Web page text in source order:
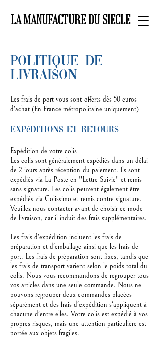
LA MANUFACTURE DU SIECLE
POLITIQUE DE
LIVRAISON
Les frais de port vous sont offerts dès 50 euros
d'achat (En France métropolitaine uniquement)
Expéditions et retours
Expédition de votre colis
Les colis sont généralement expédiés dans un délai
de 2 jours après réception du paiement. Ils sont
expédiés via La Poste en "Lettre Suivie" et remis
sans signature. Les colis peuvent également être
expédiés via Colissimo et remis contre signature.
Veuillez nous contacter avant de choisir ce mode
de livraison, car il induit des frais supplémentaires.
Les frais d'expédition incluent les frais de
préparation et d'emballage ainsi que les frais de
port. Les frais de préparation sont fixes, tandis que
les frais de transport varient selon le poids total du
colis. Nous vous recommandons de regrouper tous
vos articles dans une seule commande. Nous ne
pouvons regrouper deux commandes placées
séparément et des frais d'expédition s'appliquent à
chacune d'entre elles. Votre colis est expédié à vos
propres risques, mais une attention particulière est
portée aux objets fragiles.